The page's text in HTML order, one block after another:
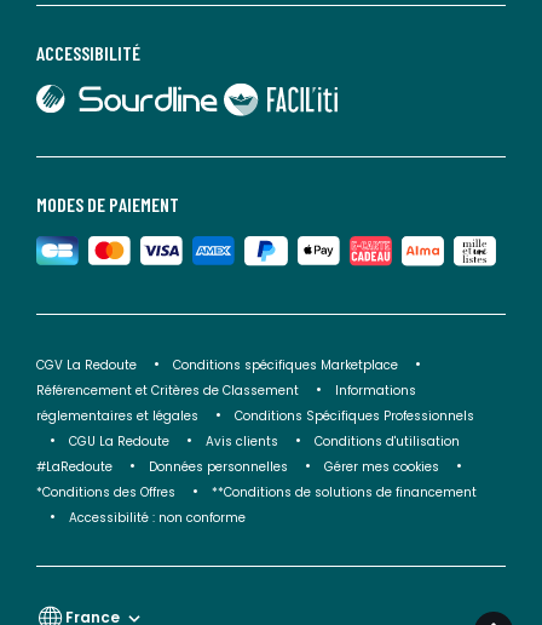
MODES DE PAIEMENT
ACCESSIBILITÉ
lien vers Sourdline
lien vers Faciliti
CGV La Redoute
Conditions spécifiques Marketplace
Référencement et Critères de Classement
Informations
réglementaires et légales
Conditions Spécifiques Professionnels
CGU La Redoute
Avis clients
Conditions d'utilisation
#LaRedoute
Données personnelles
Gérer mes cookies
*Conditions des Offres
**Conditions de solutions de financement
Accessibilité : non conforme
France